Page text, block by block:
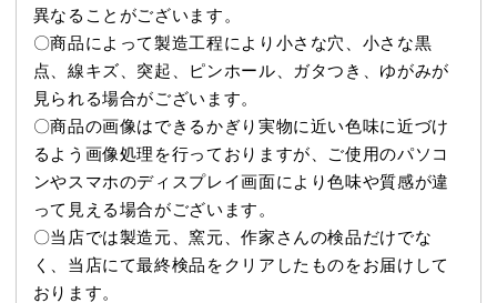
異なることがございます。
〇商品によって製造工程により小さな穴、小さな黒
点、線キズ、突起、ピンホール、ガタつき、ゆがみが
見られる場合がございます。
〇商品の画像はできるかぎり実物に近い色味に近づけ
るよう画像処理を行っておりますが、ご使用のパソコ
ンやスマホのディスプレイ画面により色味や質感が違
って見える場合がございます。
〇当店では製造元、窯元、作家さんの検品だけでな
く、当店にて最終検品をクリアしたものをお届けして
おります。